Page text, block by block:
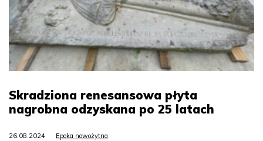
Skradziona renesansowa płyta
nagrobna odzyskana po 25 latach
26.08.2024 Epoka nowożytna